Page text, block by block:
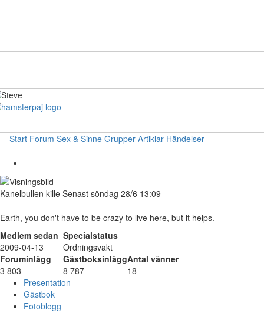
Start Forum Sex & Sinne Grupper Artiklar Händelser
Kanelbullen kille Senast söndag 28/6 13:09
Earth, you don't have to be crazy to live here, but it helps.
Medlem sedan Specialstatus
2009-04-13
Ordningsvakt
Foruminlägg
GästboksinläggAntal vänner
3 803
8 787
18
Presentation
Gästbok
Fotoblogg